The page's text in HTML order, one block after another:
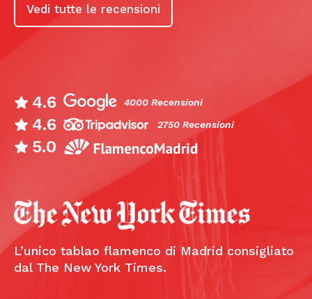
Vedi tutte le recensioni
4.6 4000 Recensioni
4.6 2750 Recensioni
5.0
L’unico tablao flamenco di Madrid consigliato
dal The New York Times.